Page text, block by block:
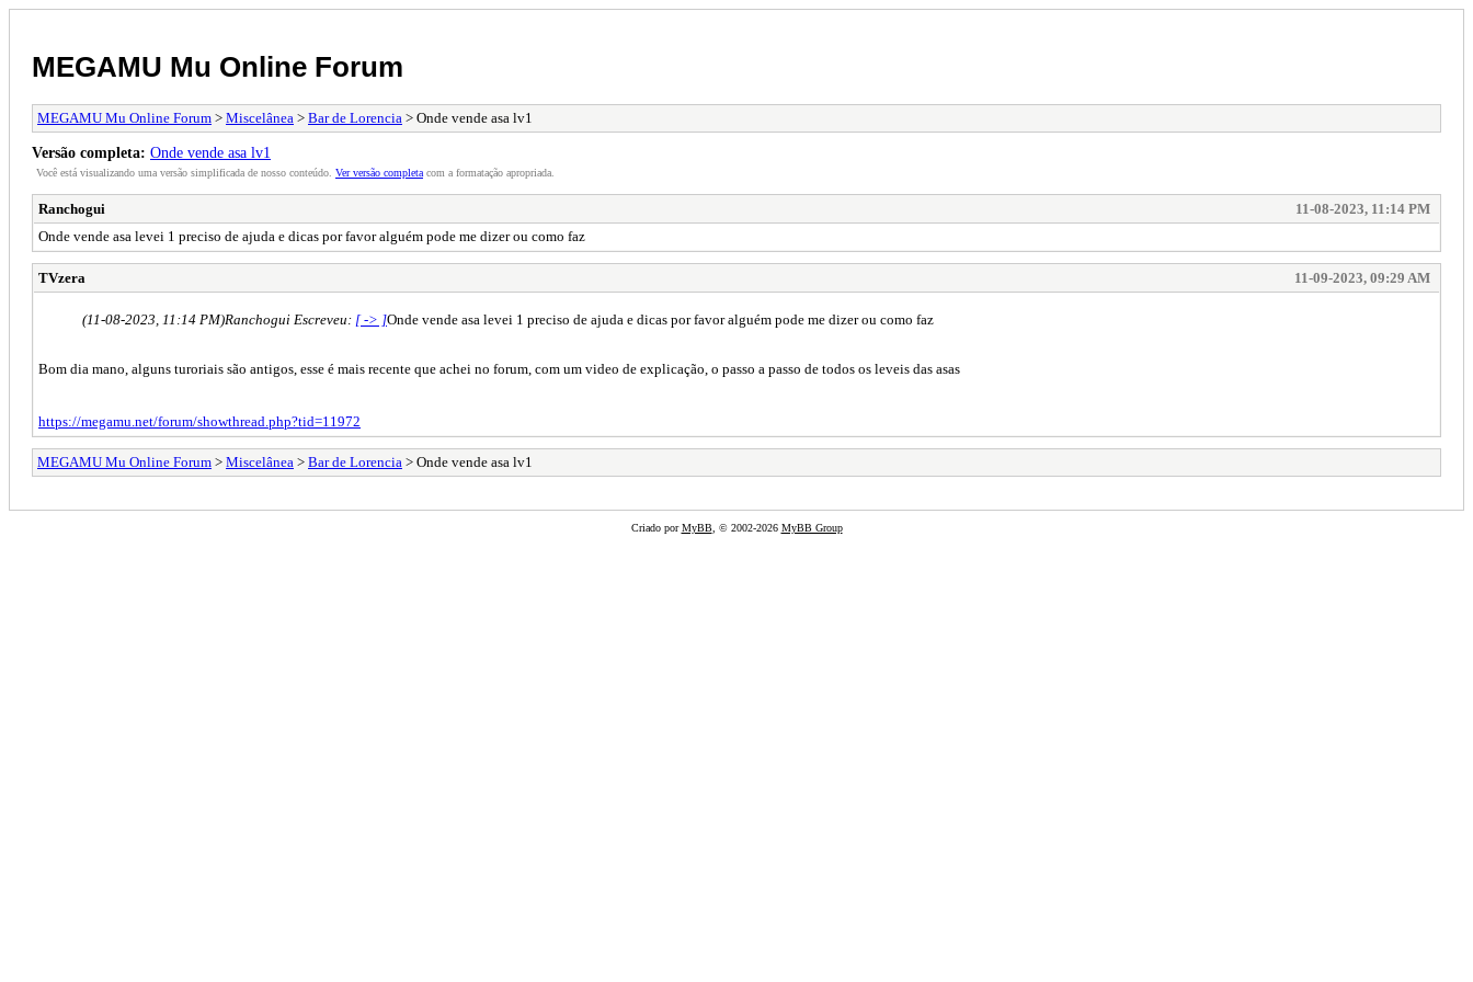
MEGAMU Mu Online Forum
MEGAMU Mu Online Forum > Miscelânea > Bar de Lorencia > Onde vende asa lv1
Versão completa: Onde vende asa lv1
Você está visualizando uma versão simplificada de nosso conteúdo. Ver versão completa com a formatação apropriada.
Ranchogui
11-08-2023, 11:14 PM
Onde vende asa levei 1 preciso de ajuda e dicas por favor alguém pode me dizer ou como faz
TVzera 11-09-2023, 09:29 AM
(11-08-2023, 11:14 PM)Ranchogui Escreveu: [ -> ]Onde vende asa levei 1 preciso de ajuda e dicas por favor alguém pode me dizer ou como faz
Bom dia mano, alguns turoriais são antigos, esse é mais recente que achei no forum, com um video de explicação, o passo a passo de todos os leveis das asas
https://megamu.net/forum/showthread.php?tid=11972
MEGAMU Mu Online Forum > Miscelânea > Bar de Lorencia > Onde vende asa lv1
Criado porMyBB, © 2002-2026 MyBB Group